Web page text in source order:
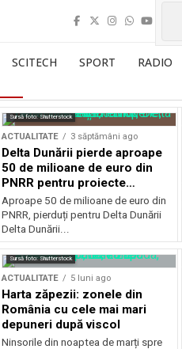
SCITECH SPORT RADIO
Sursă foto: Shutterstock
ACTUALITATE 3 săptămâni ago
Delta Dunării pierde aproape
50 de milioane de euro din
PNRR pentru proiecte
esențiale
Aproape 50 de milioane de euro din
PNRR, pierduți pentru Delta Dunării
Delta Dunării...
Sursă foto: Shutterstock
ACTUALITATE 5 luni ago
Harta zăpezii: zonele din
România cu cele mai mari
depuneri după viscol
Ninsorile din noaptea de marți spre